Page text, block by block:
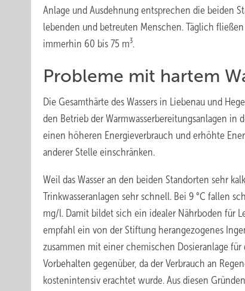
Anlage und Ausdehnung entsprechen die beiden
lebenden und betreuten Menschen. Täglich
immerhin 60 bis 75 m³.
Probleme mit hartem
Die Gesamthärte des Wassers in Liebenau und
den Betrieb der Warmwasserbereitungsanlagen
einen höheren Energieverbrauch und erhöhte
anderer Stelle einschränken.
Weil das Wasser an den beiden Standorten sehr
Trinkwasseranlagen sehr schnell. Bei 9 °C fallen
mg/l. Damit bildet sich ein idealer Nährboden für
empfahl ein von der Stiftung herangezogenes
zusammen mit einer chemischen Dosieranlage
Vorbehalten gegenüber, da der Verbrauch an
kostenintensiv erachtet wurde. Aus diesen